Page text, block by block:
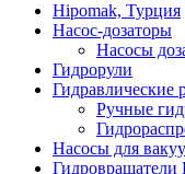
Hipomak, Турция
Насос-дозаторы
Насосы
Гидрорули
Гидравлические
Ручные
Насосы для